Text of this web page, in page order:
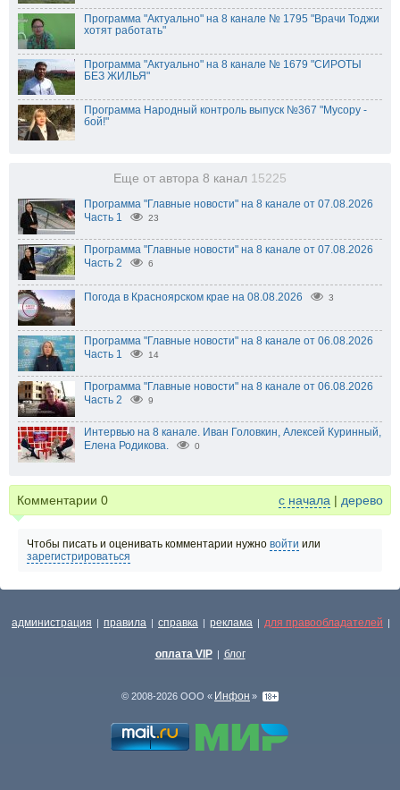
Программа "Актуально" на 8 канале № 1795 "Врачи Тоджи
хотят работать"
Программа "Актуально" на 8 канале № 1679 "СИРОТЫ
БЕЗ ЖИЛЬЯ"
Программа Народный контроль выпуск №367 "Мусору -
бой!"
Еще от автора 8 канал 15225
Программа "Главные новости" на 8 канале от 07.08.2026
Часть 1
23
Программа "Главные новости" на 8 канале от 07.08.2026
Часть 2
6
Погода в Красноярском крае на 08.08.2026 3
Программа "Главные новости" на 8 канале от 06.08.2026
Часть 1
14
Программа "Главные новости" на 8 канале от 06.08.2026
Часть 2
9
Интервью на 8 канале. Иван Головкин, Алексей Куринный,
Елена Родикова.
0
Комментарии 0 с начала | дерево
Чтобы писать и оценивать комментарии нужно войти или
зарегистрироваться
администрация | правила | справка | реклама | для правообладателей |
оплата VIP | блог
© 2008-2026 ООО « Инфон »